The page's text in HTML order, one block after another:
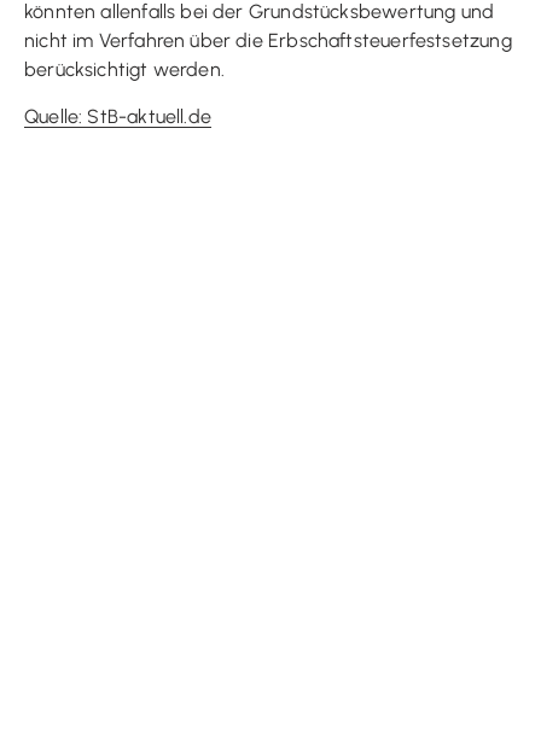
könnten allenfalls bei der Grundstücksbewertung und
nicht im Verfahren über die Erbschaftsteuerfestsetzung
berücksichtigt werden.
Quelle: StB-aktuell.de